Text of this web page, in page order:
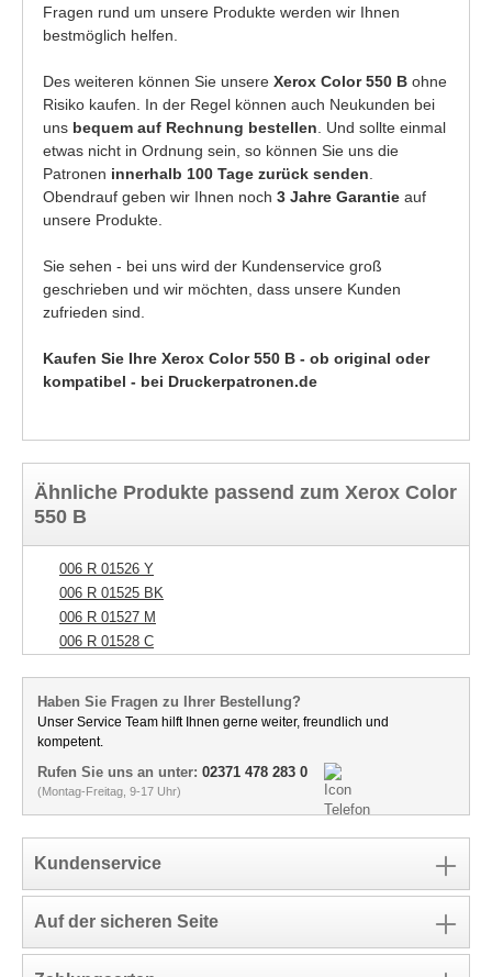
Fragen rund um unsere Produkte werden wir Ihnen
bestmöglich helfen.
Des weiteren können Sie unsere Xerox Color 550 B ohne
Risiko kaufen. In der Regel können auch Neukunden bei
uns bequem auf Rechnung bestellen . Und sollte einmal
etwas nicht in Ordnung sein, so können Sie uns die
Patronen innerhalb 100 Tage zurück senden
Obendrauf geben wir Ihnen noch 3 Jahre Garantie auf
unsere Produkte.
Sie sehen - bei uns wird der Kundenservice groß
geschrieben und wir möchten, dass unsere Kunden
zufrieden sind.
Kaufen Sie Ihre Xerox Color 550 B - ob original oder
kompatibel - bei Druckerpatronen.de
Ähnliche Produkte passend zum Xerox Color
550 B
006 R 01526 Y
006 R 01525 BK
006 R 01527 M
006 R 01528 C
Haben Sie Fragen zu Ihrer Bestellung?
Unser Service Team hilft Ihnen gerne weiter, freundlich und
kompetent.
Rufen Sie uns an unter: 02371 478 283 0
(Montag-Freitag, 9-17 Uhr)
Kundenservice
Auf der sicheren Seite